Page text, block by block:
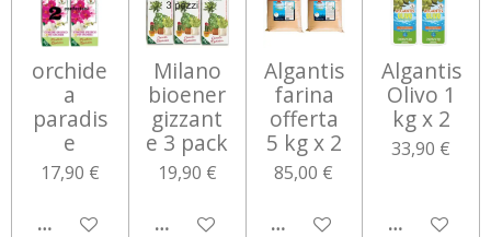
orchide
a
paradis
e
17,90 €
AGGIUNGI AL CARRELLO
Milano
bioener
gizzant
e 3 pack
19,90 €
AGGIUNGI AL CARRELLO
Algantis
farina
offerta
5 kg x 2
85,00 €
AGGIUNGI AL CARRELLO
Algantis
Olivo 1
kg x 2
33,90 €
AGGIUNGI